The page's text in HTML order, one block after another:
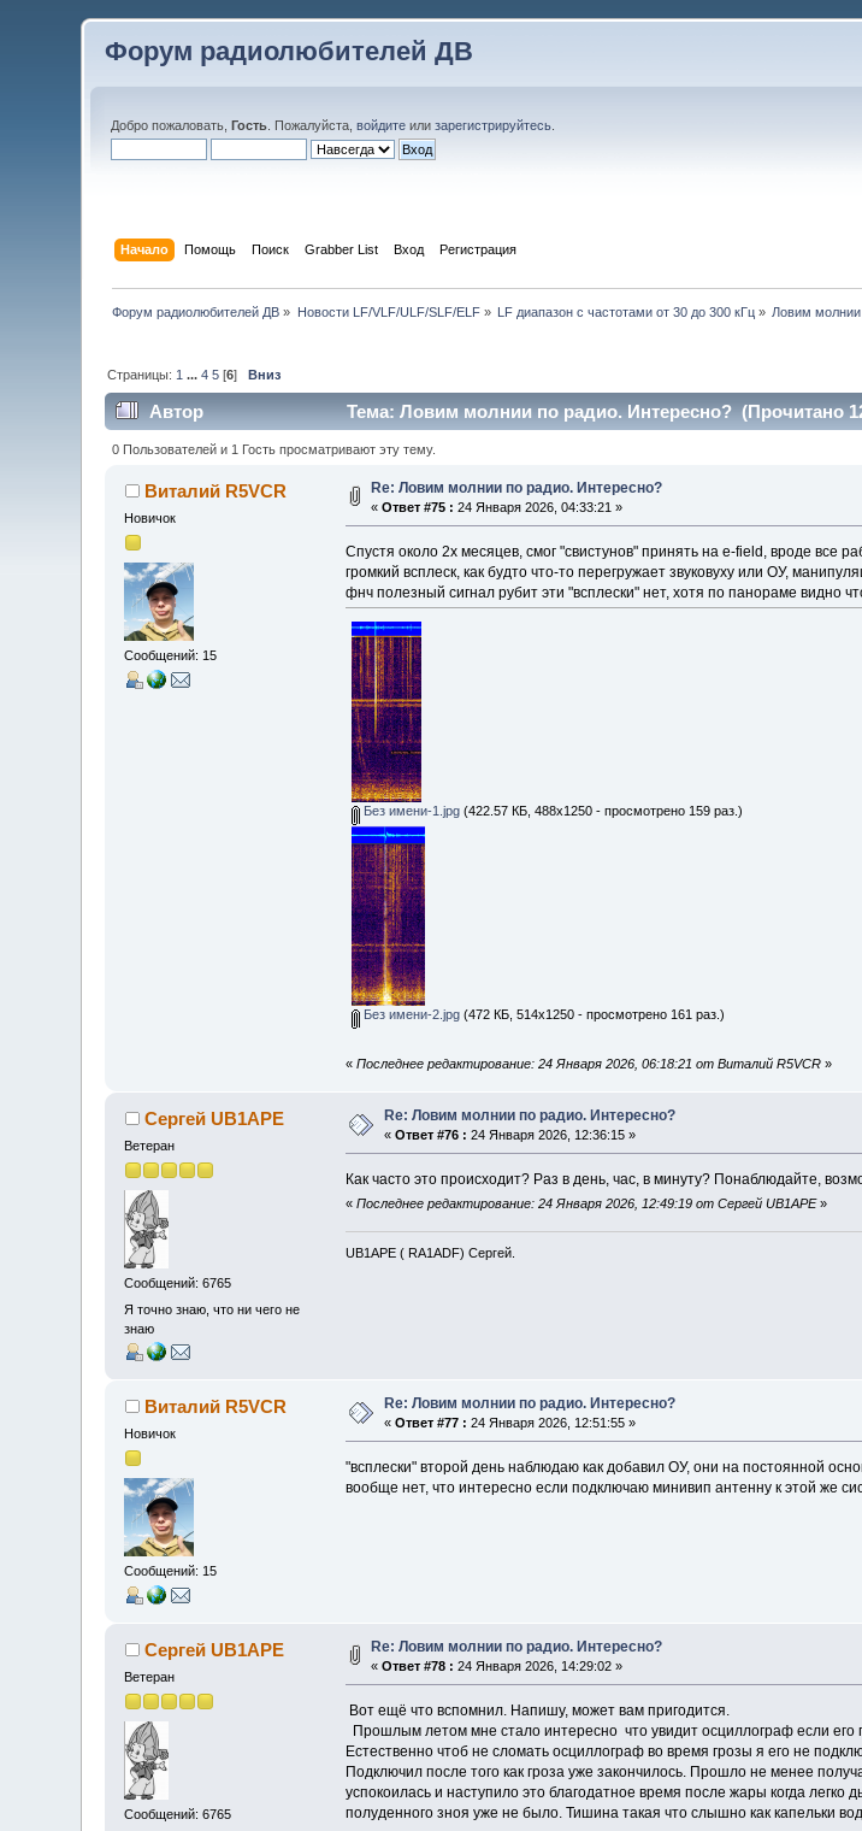
Форум радиолюбителей ДВ
Добро пожаловать,Гость . Пожалуйста,войдите илизарегистрируйтесь
Начало Помощь Поиск Grabber List Вход Регистрация
Форум радиолюбителей ДВ » Новости LF/VLF/ULF/SLF/ELF» LF диапазон с частотами от 30 до 300 кГц » Ловим
Страницы: 1 ...4 5 [6]Вниз
Автор Тема: Ловим молнии по радио. Интересно? (Прочитано
0 Пользователей и 1 Гость просматривают эту тему.
Виталий R5VCR
Новичок
Сообщений: 15
Re: Ловим молнии по радио. Интересно?
«Ответ #75 : 24 Января 2026, 04:33:21 »
Спустя около 2х месяцев, смог "свистунов" принять на e-field, вроде все
громкий всплеск, как будто что-то перегружает звуковуху или ОУ,
фнч полезный сигнал рубит эти "всплески" нет, хотя по панораме видно
Без имени-1.jpg (422.57 КБ, 488x1250 - просмотрено 159 раз.)
Без имени-2.jpg (472 КБ, 514x1250 - просмотрено 161 раз.)
« Последнее редактирование: 24 Января 2026, 06:18:21 от Виталий R5VCR»
Сергей UB1APE
Ветеран
Сообщений: 6765
Я точно знаю, что ни чего не
знаю
Re: Ловим молнии по радио. Интересно?
«Ответ #76 : 24 Января 2026, 12:36:15 »
Как часто это происходит? Раз в день, час, в минуту? Понаблюдайте,
« Последнее редактирование: 24 Января 2026, 12:49:19 от Сергей UB1APE»
UB1APE ( RA1ADF) Сергей.
Виталий R5VCR
Новичок
Сообщений: 15
Re: Ловим молнии по радио. Интересно?
«Ответ #77 : 24 Января 2026, 12:51:55 »
"всплески" второй день наблюдаю как добавил ОУ, они на постоянной
вообще нет, что интересно если подключаю минивип антенну к этой же
Сергей UB1APE
Ветеран
Сообщений: 6765
Re: Ловим молнии по радио. Интересно?
«Ответ #78 : 24 Января 2026, 14:29:02 »
Вот ещё что вспомнил. Напишу, может вам пригодится.
Прошлым летом мне стало интересно что увидит осциллограф если его
Естественно чтоб не сломать осциллограф во время грозы я его не
Подключил после того как гроза уже закончилось. Прошло не менее
успокоилась и наступило это благодатное время после жары когда
полуденного зноя уже не было. Тишина такая что слышно как капельки